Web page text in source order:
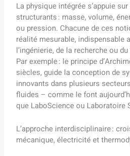
La physique intégrée s’appuie
structurants : masse, volume,
ou pression. Chacune de ces
réalité mesurable, indispensable
l’ingénierie, de la recherche ou
Par exemple : le principe
siècles, guide la conception de
innovants dans plusieurs
fluides – comme le font
que LaboScience ou Laboratoire
L’approche interdisciplinaire :
mécanique, électricité et